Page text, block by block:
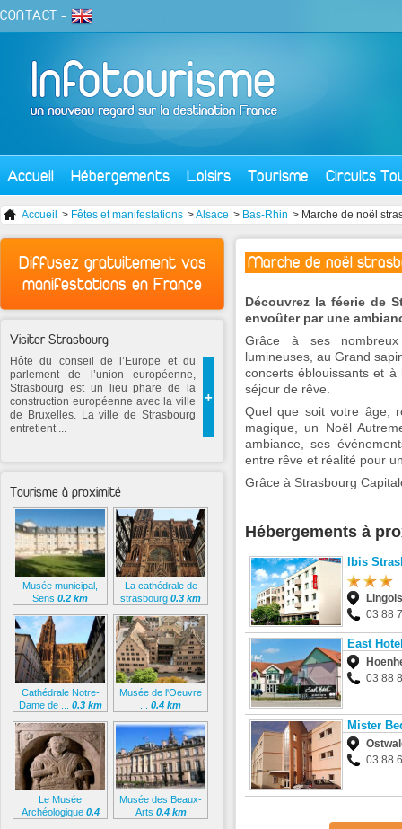
CONTACT -
Accueil Hébergements Loisirs Tourisme Circuits
Accueil > Fêtes et manifestations >Alsace > Bas-Rhin > Marche de noël
Marche de noël
Découvrez la féerie de
envoûter par une
Grâce à ses
lumineuses, au Grand
concerts éblouissants et à
séjour de rêve.
Quel que soit votre âge,
magique, un Noël
ambiance, ses
entre rêve et réalité pour
Grâce à Strasbourg
Hébergements à
Ibis
03 88
East
03 88
Mister
03 88
Diffusez gratuitement vos
manifestations en France
Visiter Strasbourg
+
Hôte du conseil de l’Europe et du
parlement de l’union européenne,
Strasbourg est un lieu phare de la
construction européenne avec la ville
de Bruxelles. La ville de Strasbourg
entretient ...
Tourisme à proximité
Musée municipal,
Sens 0.2 km
La cathédrale de
strasbourg 0.3 km
Cathédrale Notre-
Dame de ... 0.3 km
Musée de l'Oeuvre
0.4 km
Le Musée
Archéologique 0.4
Musée des Beaux-
Arts 0.4 km